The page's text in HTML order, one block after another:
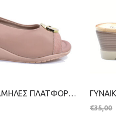
ΓΥΝΑΙΚΕΙΕΣ ΧΑΜΗΛΕΣ ΠΛΑΤΦΟΡΜΕΣ-PICCADILLY-2499-0168-ΜΠΕΖ
€35,00